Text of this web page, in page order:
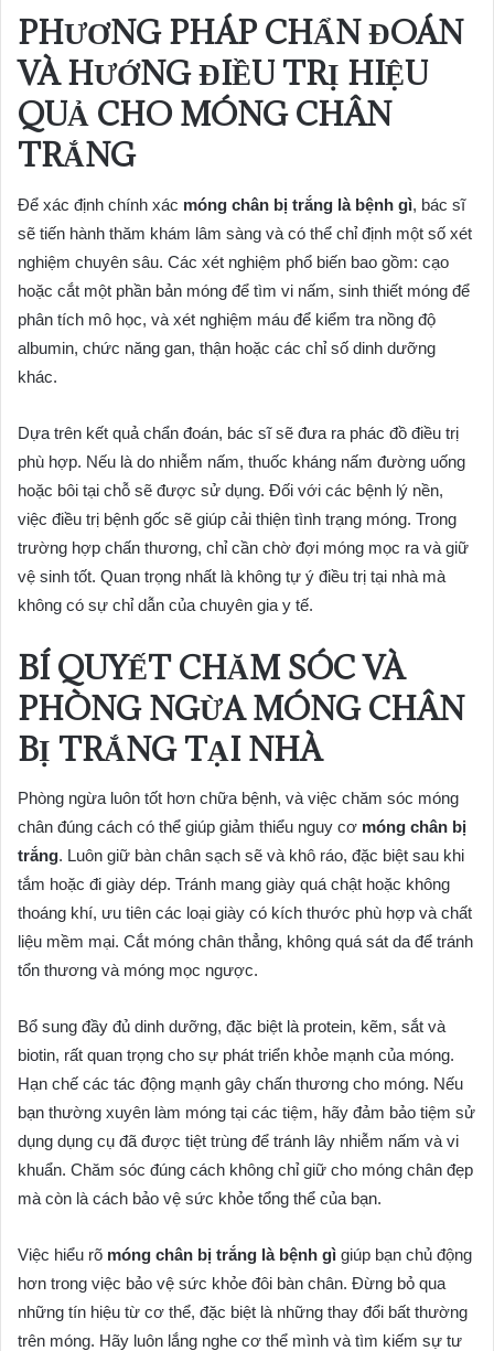
PHƯƠNG PHÁP CHẨN ĐOÁN
VÀ HƯỚNG ĐIỀU TRỊ HIỆU
QUẢ CHO MÓNG CHÂN
TRẮNG
Để xác định chính xác móng chân bị trắng là bệnh gì, bác sĩ
sẽ tiến hành thăm khám lâm sàng và có thể chỉ định một số xét
nghiệm chuyên sâu. Các xét nghiệm phổ biến bao gồm: cạo
hoặc cắt một phần bản móng để tìm vi nấm, sinh thiết móng để
phân tích mô học, và xét nghiệm máu để kiểm tra nồng độ
albumin, chức năng gan, thận hoặc các chỉ số dinh dưỡng
khác.
Dựa trên kết quả chẩn đoán, bác sĩ sẽ đưa ra phác đồ điều trị
phù hợp. Nếu là do nhiễm nấm, thuốc kháng nấm đường uống
hoặc bôi tại chỗ sẽ được sử dụng. Đối với các bệnh lý nền,
việc điều trị bệnh gốc sẽ giúp cải thiện tình trạng móng. Trong
trường hợp chấn thương, chỉ cần chờ đợi móng mọc ra và giữ
vệ sinh tốt. Quan trọng nhất là không tự ý điều trị tại nhà mà
không có sự chỉ dẫn của chuyên gia y tế.
BÍ QUYẾT CHĂM SÓC VÀ
PHÒNG NGỪA MÓNG CHÂN
BỊ TRẮNG TẠI NHÀ
Phòng ngừa luôn tốt hơn chữa bệnh, và việc chăm sóc móng
chân đúng cách có thể giúp giảm thiểu nguy cơ móng chân bị
trắng. Luôn giữ bàn chân sạch sẽ và khô ráo, đặc biệt sau khi
tắm hoặc đi giày dép. Tránh mang giày quá chật hoặc không
thoáng khí, ưu tiên các loại giày có kích thước phù hợp và chất
liệu mềm mại. Cắt móng chân thẳng, không quá sát da để tránh
tổn thương và móng mọc ngược.
Bổ sung đầy đủ dinh dưỡng, đặc biệt là protein, kẽm, sắt và
biotin, rất quan trọng cho sự phát triển khỏe mạnh của móng.
Hạn chế các tác động mạnh gây chấn thương cho móng. Nếu
bạn thường xuyên làm móng tại các tiệm, hãy đảm bảo tiệm sử
dụng dụng cụ đã được tiệt trùng để tránh lây nhiễm nấm và vi
khuẩn. Chăm sóc đúng cách không chỉ giữ cho móng chân đẹp
mà còn là cách bảo vệ sức khỏe tổng thể của bạn.
Việc hiểu rõ móng chân bị trắng là bệnh gì giúp bạn chủ động
hơn trong việc bảo vệ sức khỏe đôi bàn chân. Đừng bỏ qua
những tín hiệu từ cơ thể, đặc biệt là những thay đổi bất thường
trên móng. Hãy luôn lắng nghe cơ thể mình và tìm kiếm sự tư